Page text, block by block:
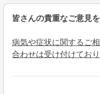
皆さんの貴重なご意見
病気や症状に関するご
合わせは受け付けており